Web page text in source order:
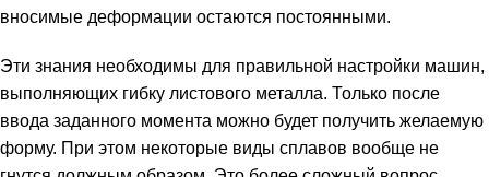
вносимые деформации остаются постоянными.
Эти знания необходимы для правильной настройки машин,
выполняющих гибку листового металла. Только после
ввода заданного момента можно будет получить желаемую
форму. При этом некоторые виды сплавов вообще не